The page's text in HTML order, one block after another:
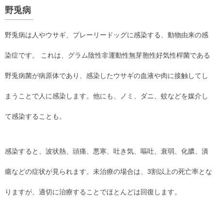
野兎病
野兎病は人やウサギ、プレーリードッグに感染する、動物由来の感
染症です。 これは、グラム陰性非運動性無芽胞性好気性桿菌である
野兎病菌が病原体であり、感染したウサギの血液や肉に接触してし
まうことで人に感染します。他にも、ノミ、ダニ、蚊などを媒介し
て感染することも。
感染すると、波状熱、頭痛、悪寒、吐き気、嘔吐、衰弱、化膿、潰
瘍などの症状が見られます。未治療の場合は、3割以上の死亡率とな
りますが、適切に治療することでほとんどは回復します。